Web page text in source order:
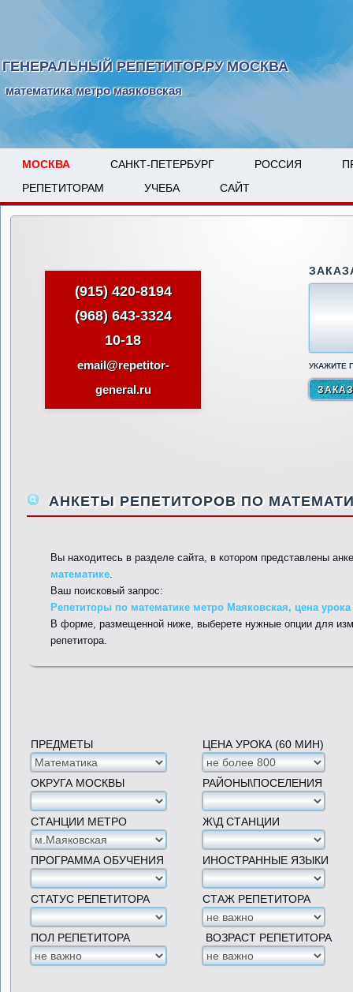
ГЕНЕРАЛЬНЫЙ РЕПЕТИТОР.РУ МОСКВА
математика метро маяковская
МОСКВА САНКТ-ПЕТЕРБУРГ РОССИЯ
РЕПЕТИТОРАМ
УЧЕБА САЙТ
(915) 420-8194
(968) 643-3324
10-18
email@repetitor-
general.ru
УКАЖИТЕ
АНКЕТЫ РЕПЕТИТОРОВ ПО
Вы находитесь в разделе сайта, в котором представлены
математике.
Ваш поисковый запрос:
Репетиторы по математике метро Маяковская, цена
В форме, размещенной ниже, выберете нужные опции для
репетитора.
ПРЕДМЕТЫ ЦЕНА УРОКА (60 МИН)
ОКРУГА МОСКВЫ РАЙОНЫ\ПОСЕЛЕНИЯ
СТАНЦИИ МЕТРО Ж\Д СТАНЦИИ
ПРОГРАММА ОБУЧЕНИЯ ИНОСТРАННЫЕ ЯЗЫКИ
СТАТУС РЕПЕТИТОРА СТАЖ РЕПЕТИТОРА
ПОЛ РЕПЕТИТОРА ВОЗРАСТ РЕПЕТИТОРА